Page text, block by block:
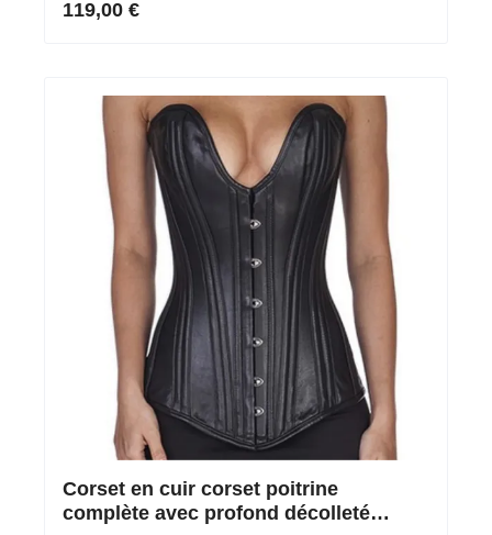
119,00 €
Corset en cuir corset poitrine
complète avec profond décolleté